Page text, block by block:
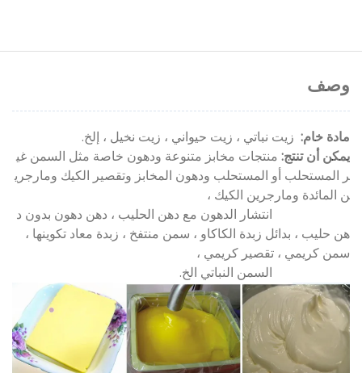
وصف
مادة خام: زيت نباتي ، زيت حيواني ، زيت نخيل ، إلخ.
يمكن أن تنتج: منتجات مخابز متنوعة ودهون خاصة مثل السمن غي
ر المستحلب أو المستحلب ودهون المخابز وتقصير الكيك ومارجري
ن المائدة ومارجرين الكيك ،
انتشار الدهون مع دهن الحليب ، دهن دهون بدون د
هن حليب ، بدائل زبدة الكاكاو ، سمن منتفخ ، زبدة معاد تكوينها ،
سمن كريمي ، تقصير كريمي ،
السمن النباتي الخ.